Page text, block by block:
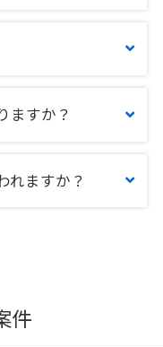
ますか？
れますか？
件